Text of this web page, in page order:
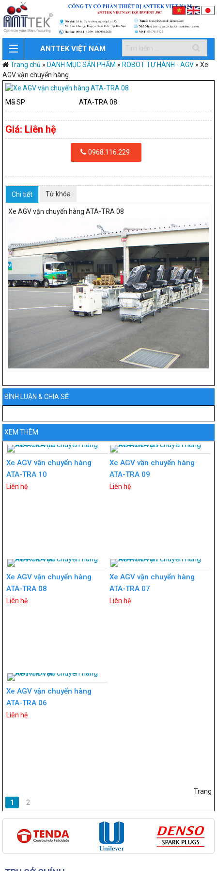
ANTTEK VIỆT NAM
Trang chủ » DANH MỤC SẢN PHẨM » ROBOT TỰ HÀNH - AGV » Xe
AGV vận chuyển hàng
Mã SP ATA-TRA 08
Giá: Liên hệ
0968.116.229
Chi tiết Từ khóa
Xe AGV vận chuyển hàng ATA-TRA 08
BÌNH LUẬN & CHIA SẺ
XEM THÊM
Xe AGV vận chuyển hàng
ATA-TRA 10
Liên hệ
Xe AGV vận chuyển hàng
ATA-TRA 09
Liên hệ
Xe AGV vận chuyển hàng
ATA-TRA 08
Liên hệ
Xe AGV vận chuyển hàng
ATA-TRA 07
Liên hệ
Xe AGV vận chuyển hàng
ATA-TRA 06
Liên hệ
Trang
1
2